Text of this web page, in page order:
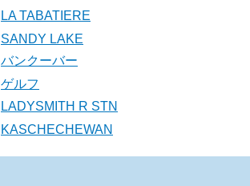
LA TABATIERE
SANDY LAKE
バンクーバー
ゲルフ
LADYSMITH R STN
KASCHECHEWAN